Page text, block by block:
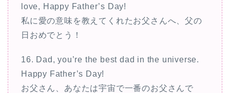
love, Happy Father’s Day!
私に愛の意味を教えてくれたお父さんへ、父の
日おめでとう！
16. Dad, you’re the best dad in the universe.
Happy Father’s Day!
お父さん、あなたは宇宙で一番のお父さんで